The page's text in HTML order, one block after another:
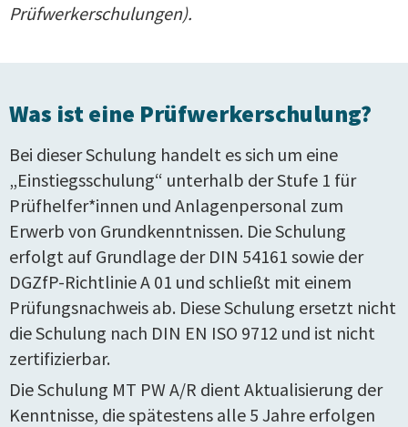
Prüfwerkerschulungen).
Was ist eine Prüfwerkerschulung?
Bei dieser Schulung handelt es sich um eine
„Einstiegsschulung“ unterhalb der Stufe 1 für
Prüfhelfer*innen und Anlagenpersonal zum
Erwerb von Grundkenntnissen. Die Schulung
erfolgt auf Grundlage der DIN 54161 sowie der
DGZfP-Richtlinie A 01 und schließt mit einem
Prüfungsnachweis ab. Diese Schulung ersetzt nicht
die Schulung nach DIN EN ISO 9712 und ist nicht
zertifizierbar.
Die Schulung MT PW A/R dient Aktualisierung der
Kenntnisse, die spätestens alle 5 Jahre erfolgen